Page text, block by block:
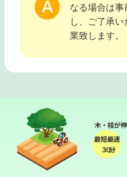
なる場合は
し、ご了承
業致します。
木・枝が
最短最速
３０分